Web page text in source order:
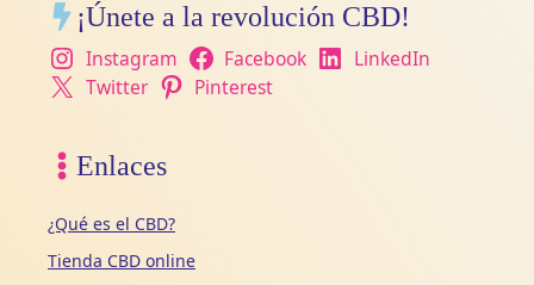
¡Únete a la revolución CBD!
Instagram Facebook
LinkedIn
Twitter
Pinterest
Enlaces
¿Qué es el CBD?
Tienda CBD online